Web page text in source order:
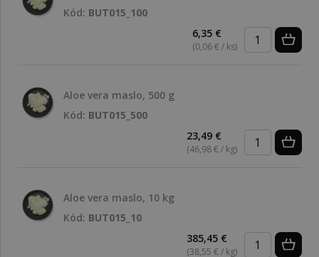
Kód: BUT015_100
6,35 €
(0,06 € / ks)
Aloe vera maslo, 500 g
Kód: BUT015_500
23,49 €
(46,98 € / kg)
Aloe vera maslo, 10 kg
Kód: BUT015_10
385,45 €
(38,55 € / kg)